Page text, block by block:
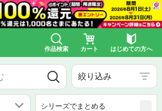
作品検索 カート はじめての方へ
絞り込み
シリーズでまとめる